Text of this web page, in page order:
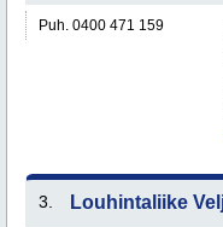
Puh. 0400 471 159
3. Louhintaliike